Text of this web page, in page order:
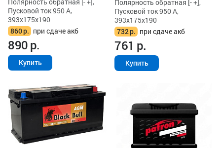
Пусковой ток 950 А,
393x175x190
860р. при сдаче акб
890р.
Купить
Полярность обратная [- +],
Пусковой ток 950 А,
393x175x190
732р. при сдаче акб
761 р.
Купить